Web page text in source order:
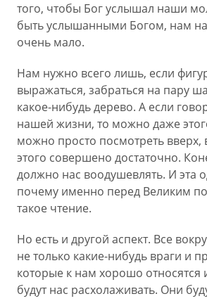
того, чтобы Бог услышал наши
быть услышанными Богом, нам
очень мало.
Нам нужно всего лишь, если
выражаться, забраться на пару
какое-нибудь дерево. А если
нашей жизни, то можно даже
можно просто посмотреть вверх,
этого совершено достаточно.
должно нас воодушевлять. И эта
почему именно перед Великим
такое чтение.
Но есть и другой аспект. Все
не только какие-нибудь враги и
которые к нам хорошо относятся
будут нас расхолаживать. Они